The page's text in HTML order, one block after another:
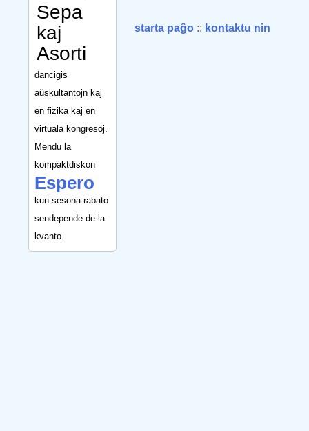
Sepa
kaj
Asorti
dancigis
aŭskultantojn kaj
en fizika kaj en
virtuala kongresoj.
Mendu la
kompaktdiskon
Espero
kun sesona rabato
sendepende de la
kvanto.
starta paĝo :: kontaktu nin